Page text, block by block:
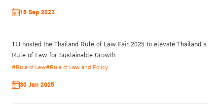
18 Sep 2023
TIJ hosted the Thailand Rule of Law Fair 2025 to elevate Thailand’s
Rule of Law for Sustainable Growth
#Rule of Law#Rule of Law and Policy
30 Jan 2025